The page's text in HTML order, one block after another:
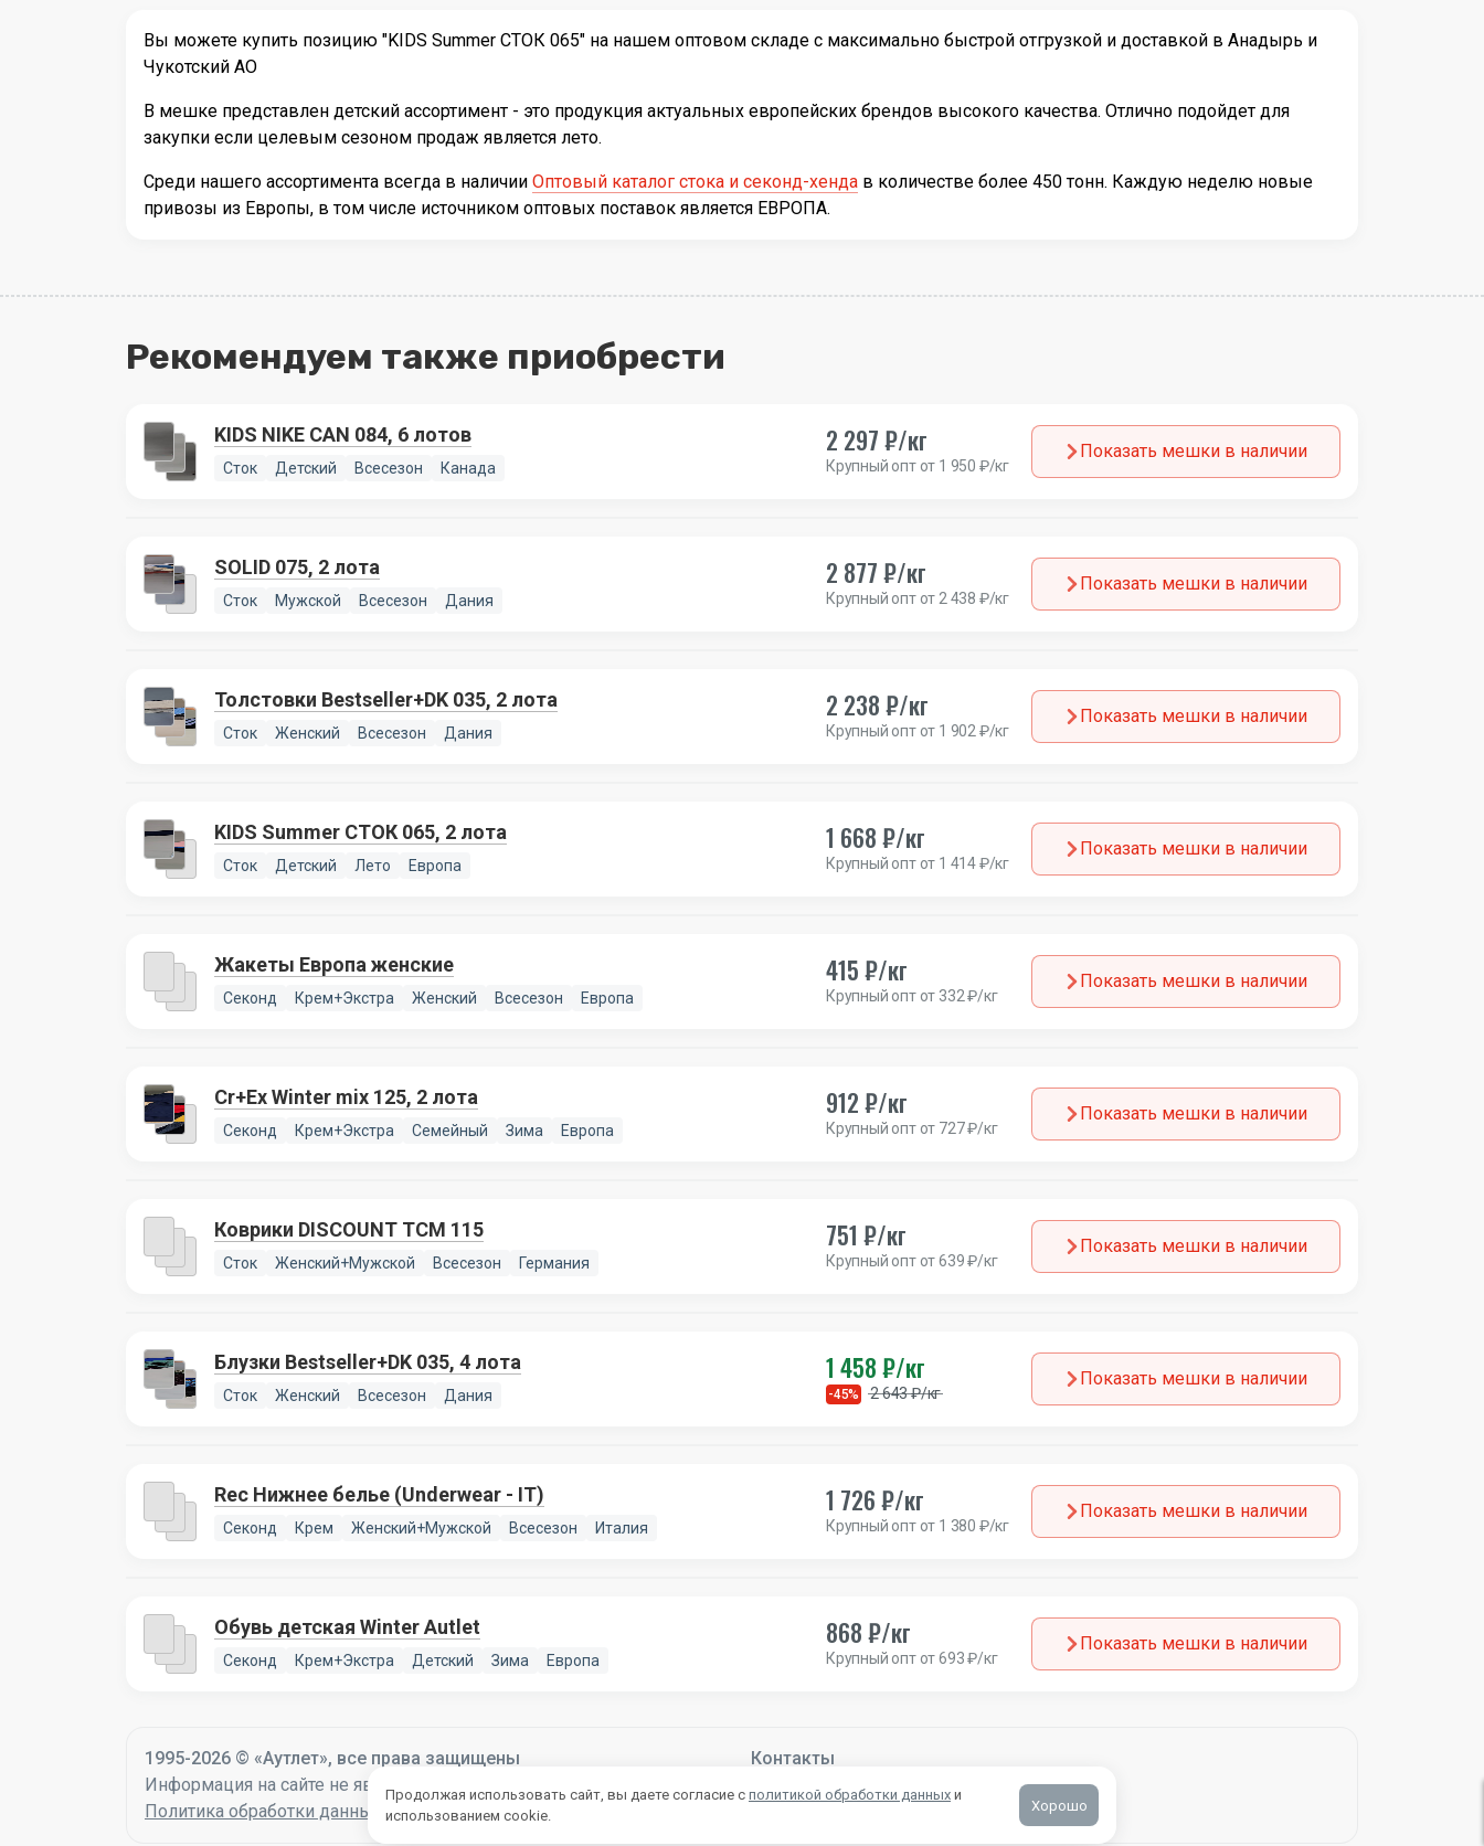
Вы можете купить позицию "KIDS Summer СТОК 065" на нашем оптовом складе с максимально быстрой отгрузкой и доставкой в Анадырь и
Чукотский АО
В мешке представлен детский ассортимент - это продукция актуальных европейских брендов высокого качества. Отлично подойдет для
закупки если целевым сезоном продаж является лето.
Среди нашего ассортимента всегда в наличии Оптовый каталог стока и секонд-хенда в количестве более 450 тонн. Каждую неделю новые
привозы из Европы, в том числе источником оптовых поставок является ЕВРОПА.
Рекомендуем также приобрести
KIDS NIKE CAN 084, 6 лотов
Сток Детский Всесезон Канада
2 297 ₽/кг
Крупный опт от 1 950 ₽/кг
Показать мешки в наличии
SOLID 075, 2 лота
Сток Мужской Всесезон Дания
2 877 ₽/кг
Крупный опт от 2 438 ₽/кг
Показать мешки в наличии
Толстовки Bestseller+DK 035, 2 лота
Сток Женский Всесезон Дания
2 238 ₽/кг
Крупный опт от 1 902 ₽/кг
Показать мешки в наличии
KIDS Summer СТОК 065, 2 лота
Сток Детский Лето Европа
1 668 ₽/кг
Крупный опт от 1 414 ₽/кг
Показать мешки в наличии
Жакеты Европа женские
Секонд Крем+Экстра Женский Всесезон Европа
415 ₽/кг
Крупный опт от 332 ₽/кг
Показать мешки в наличии
Cr+Ex Winter mix 125, 2 лота
Секонд Крем+Экстра Семейный Зима Европа
912 ₽/кг
Крупный опт от 727 ₽/кг
Показать мешки в наличии
Коврики DISCOUNT TCM 115
Сток Женский+Мужской Всесезон Германия
751 ₽/кг
Крупный опт от 639 ₽/кг
Показать мешки в наличии
Блузки Bestseller+DK 035, 4 лота
Сток Женский Всесезон Дания
1 458 ₽/кг
-45% 2 643 ₽/кг
Показать мешки в наличии
Rec Нижнее белье (Underwear - IT)
Секонд Крем Женский+Мужской Всесезон Италия
1 726 ₽/кг
Крупный опт от 1 380 ₽/кг
Показать мешки в наличии
Обувь детская Winter Autlet
Секонд Крем+Экстра Детский Зима Европа
868 ₽/кг
Крупный опт от 693 ₽/кг
Показать мешки в наличии
1995-2026 © «Аутлет», все права защищены
Информация на сайте не является офертой –
Подробнее
Политика обработки данных
Контакты
+7 800 222-28-53
Продолжая использовать сайт, вы даете согласие с политикой обработки данных и
использованием cookie.
Хорошо